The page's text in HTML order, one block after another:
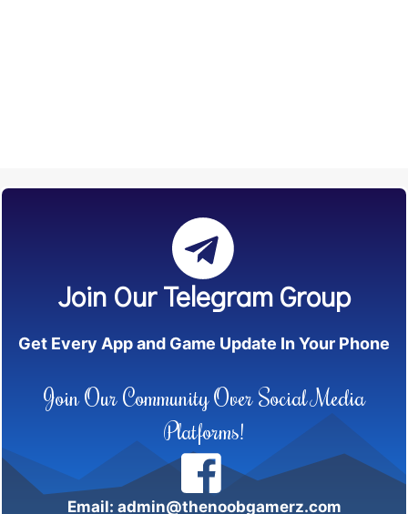
Join Our Telegram Group
Get Every App and Game Update In Your Phone
Join Our Community Over Social Media
Platforms!
Email: admin@thenoobgamerz.com